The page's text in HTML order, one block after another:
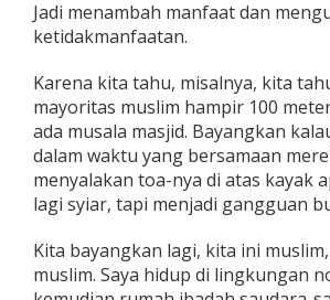
Jadi menambah manfaat dan
ketidakmanfaatan.
Karena kita tahu, misalnya, kita
mayoritas muslim hampir 100
ada musala masjid. Bayangkan
dalam waktu yang bersamaan
menyalakan toa-nya di atas kayak
lagi syiar, tapi menjadi gangguan
Kita bayangkan lagi, kita ini
muslim. Saya hidup di lingkungan